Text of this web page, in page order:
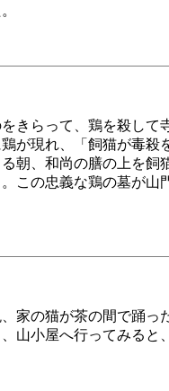
きらって、鶏を殺して
が現れ、「飼猫が毒殺
朝、和尚の膳の上を飼
この忠義な鶏の墓が山
家の猫が茶の間で踊っ
山小屋へ行ってみると